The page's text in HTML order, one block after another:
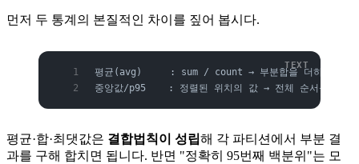
먼저 두 통계의 본질적인 차이를 짚어 봅시다.
평균(avg)     : sum / count → 부분합을 더하면 됨 (
중앙값/p95    : 정렬된 위치의 값 → 전체 순서를 알아
평균·합·최댓값은 결합법칙이 성립해 각 파티션에서 부분 결
과를 구해 합치면 됩니다. 반면 "정확히 95번째 백분위"는 모